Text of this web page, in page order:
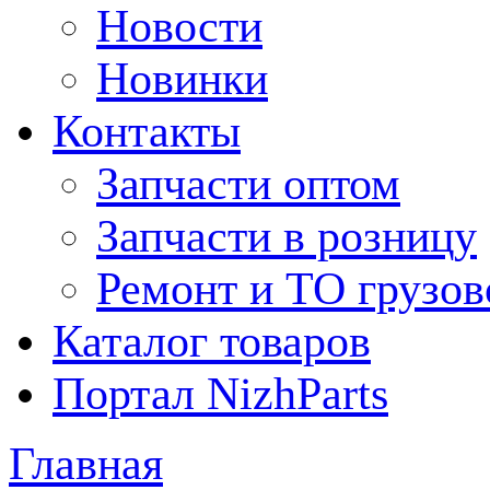
Новости
Новинки
Контакты
Запчасти оптом
Запчасти в розницу
Ремонт и ТО
Каталог товаров
Портал NizhParts
Главная